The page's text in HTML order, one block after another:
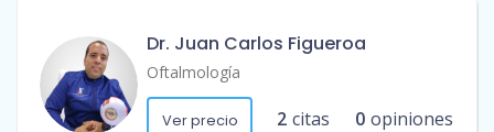
Dr. Juan Carlos Figueroa
Oftalmología
Ver precio 2 citas 0 opiniones